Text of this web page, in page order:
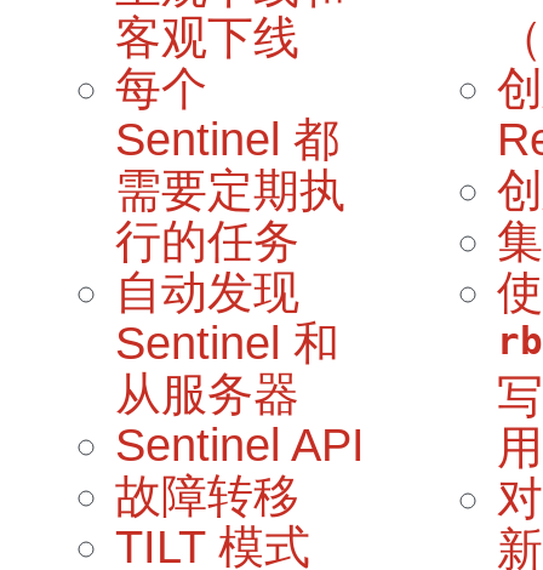
客观下线
每个
Sentinel 都
需要定期执
行的任务
自动发现
Sentinel 和
从服务器
Sentinel API
故障转移
TILT 模式
用